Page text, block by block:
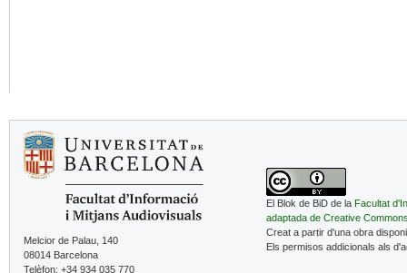
Melcior de Palau, 140
08014 Barcelona
Telèfon: +34 934 035 770
El Blok de BiD de la Facultat
adaptada de Creative
Creat a partir d'una obra
Els permisos addicionals als